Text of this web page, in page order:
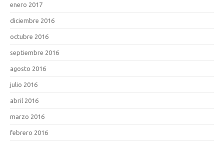
enero 2017
diciembre 2016
octubre 2016
septiembre 2016
agosto 2016
julio 2016
abril 2016
marzo 2016
febrero 2016